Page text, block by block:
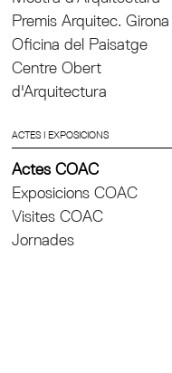
Premis Arquitec. Girona
Oficina del Paisatge
Centre Obert
d'Arquitectura
ACTES I EXPOSICIONS
Actes COAC
Exposicions COAC
Visites COAC
Jornades